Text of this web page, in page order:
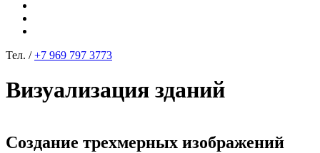
Тел. / +7 969 797 3773
Визуализация зданий
Создание трехмерных изображений